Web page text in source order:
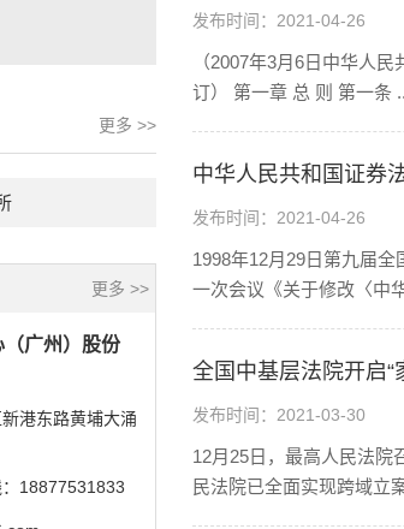
发布时间：2021-04-26
（2007年3月6日中华人
订） 第一章 总 则 第一条
中华人民共和国证券
发布时间：2021-04-26
1998年12月29日第九届
一次会议《关于修改〈中
全国中基层法院开启
发布时间：2021-03-30
12月25日，最高人民法院
民法院已全面实现跨域立
更多 >>
更多 >>
广州）股份
港东路黄埔大涌
18877531833